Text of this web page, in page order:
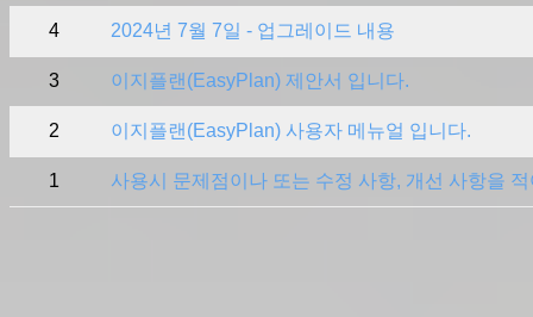
4 2024년 7월 7일 - 업그레이드 내용
3 이지플랜(EasyPlan) 제안서 입니다.
2 이지플랜(EasyPlan) 사용자 메뉴얼 입니다.
1 사용시 문제점이나 또는 수정 사항, 개선 사항을